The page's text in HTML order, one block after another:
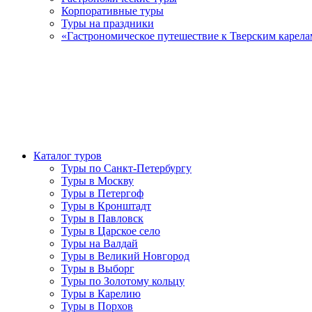
Корпоративные туры
Туры на праздники
«Гастрономическое путешествие к Тверским
Каталог туров
Туры по Санкт-Петербургу
Туры в Москву
Туры в Петергоф
Туры в Кронштадт
Туры в Павловск
Туры в Царское село
Туры на Валдай
Туры в Великий Новгород
Туры в Выборг
Туры по Золотому кольцу
Туры в Карелию
Туры в Порхов